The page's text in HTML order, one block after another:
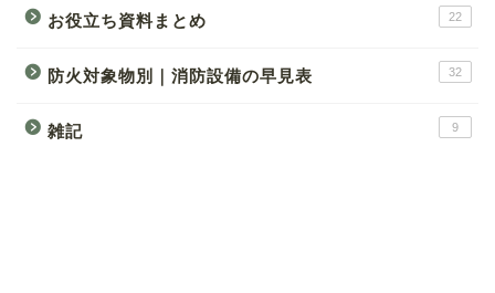
お役立ち資料まとめ 22
防火対象物別｜消防設備の早見表 32
雑記 9